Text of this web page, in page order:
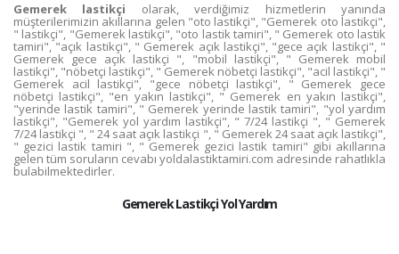
Gemerek lastikçi olarak, verdiğimiz hizmetlerin yanında
müşterilerimizin akıllarına gelen "oto lastikçi", "Gemerek oto lastikçi",
" lastikçi", "Gemerek lastikçi", "oto lastik tamiri", " Gemerek oto lastik
tamiri", "açık lastikçi", " Gemerek açık lastikçi", "gece açık lastikçi", "
Gemerek gece açık lastikçi ", "mobil lastikçi", " Gemerek mobil
lastikçi", "nöbetçi lastikçi", " Gemerek nöbetçi lastikçi", "acil lastikçi", "
Gemerek acil lastikçi", "gece nöbetçi lastikçi", " Gemerek gece
nöbetçi lastikçi", "en yakın lastikçi", " Gemerek en yakın lastikçi",
"yerinde lastik tamiri", " Gemerek yerinde lastik tamiri", "yol yardım
lastikçi", "Gemerek yol yardım lastikçi", " 7/24 lastikçi ", " Gemerek
7/24 lastikçi ", " 24 saat açık lastikçi ", " Gemerek 24 saat açık lastikçi",
" gezici lastik tamiri ", " Gemerek gezici lastik tamiri" gibi akıllarına
gelen tüm soruların cevabı yoldalastiktamiri.com adresinde rahatlıkla
bulabilmektedirler.
Gemerek Lastikçi Yol Yardım